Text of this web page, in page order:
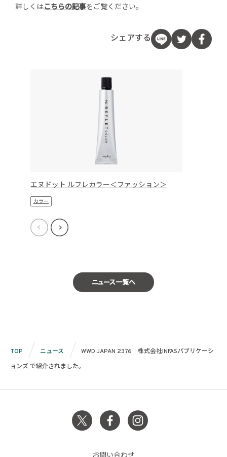
詳しくはこちらの記事をご覧ください。
シェアする
エヌドット ルフレカラー＜ファッション＞
カラー
ニュース一覧へ
TOP ニュース
WWD JAPAN 2376｜株式会社INFASパブリケーシ
ョンズ で紹介されました。